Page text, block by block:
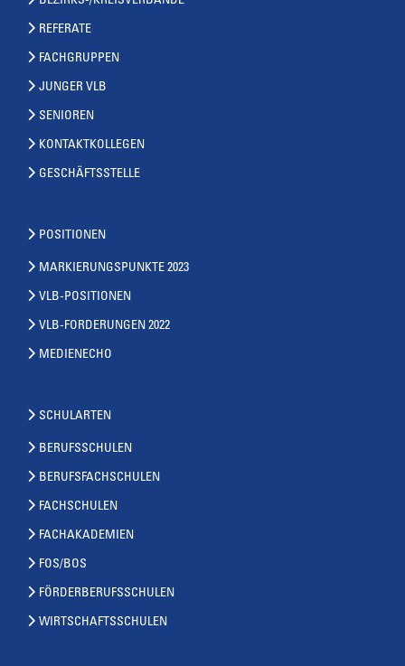
REFERATE
FACHGRUPPEN
JUNGER VLB
SENIOREN
KONTAKTKOLLEGEN
GESCHÄFTSSTELLE
POSITIONEN
MARKIERUNGSPUNKTE 2023
VLB-POSITIONEN
VLB-FORDERUNGEN 2022
MEDIENECHO
SCHULARTEN
BERUFSSCHULEN
BERUFSFACHSCHULEN
FACHSCHULEN
FACHAKADEMIEN
FOS/BOS
FÖRDERBERUFSSCHULEN
WIRTSCHAFTSSCHULEN